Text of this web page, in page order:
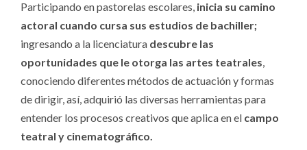
Participando en pastorelas escolares, inicia su camino
actoral cuando cursa sus estudios de bachiller;
ingresando a la licenciatura descubre las
oportunidades que le otorga las artes teatrales,
conociendo diferentes métodos de actuación y formas
de dirigir, así, adquirió las diversas herramientas para
entender los procesos creativos que aplica en el campo
teatral y cinematográfico.